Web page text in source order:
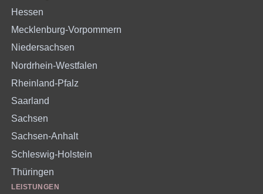
Hessen
Mecklenburg-Vorpommern
Niedersachsen
Nordrhein-Westfalen
Rheinland-Pfalz
Saarland
Sachsen
Sachsen-Anhalt
Schleswig-Holstein
Thüringen
LEISTUNGEN